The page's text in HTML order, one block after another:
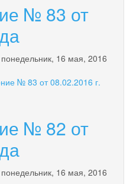
№ 83 от
понедельник, 16 мая, 2016
№ 83 от 08.02.2016 г.
№ 82 от
понедельник, 16 мая, 2016